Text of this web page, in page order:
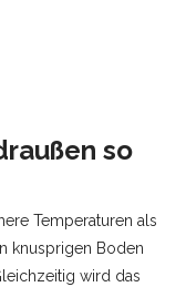
so
Temperaturen als
knusprigen Boden
wird das